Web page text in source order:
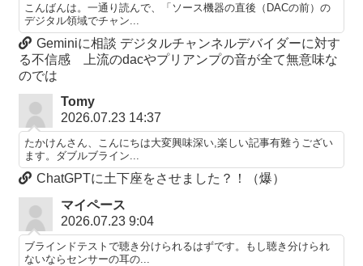
こんばんは。一通り読んで、「ソース機器の直後（DACの前）の
デジタル領域でチャン...
Geminiに相談 デジタルチャンネルデバイダーに対す
る不信感 上流のdacやプリアンプの音が全て無意味な
のでは
Tomy
2026.07.23 14:37
たかけんさん、こんにちは大変興味深い,楽しい記事有難うござい
ます。ダブルブライン...
ChatGPTに土下座をさせました？！（爆）
マイペース
2026.07.23 9:04
ブラインドテストで聴き分けられるはずです。もし聴き分けられ
ないならセンサーの耳の...